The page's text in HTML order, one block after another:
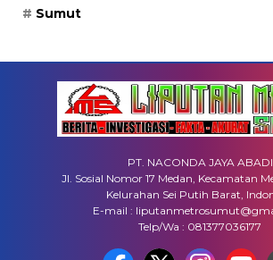
Sumut
PT. NACONDA JAYA ABADI
Jl. Sosial Nomor 17 Medan, Kecamatan
Kelurahan Sei Putih Barat,
E-mail :
Telp/Wa : 081377036177